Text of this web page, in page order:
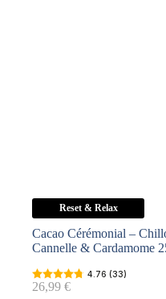
Reset & Relax
Cacao Cérémonial –
Cannelle & Cardamome
4.76 (33)
26,99 €